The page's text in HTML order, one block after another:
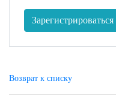
Зарегистрироваться
Возврат к списку